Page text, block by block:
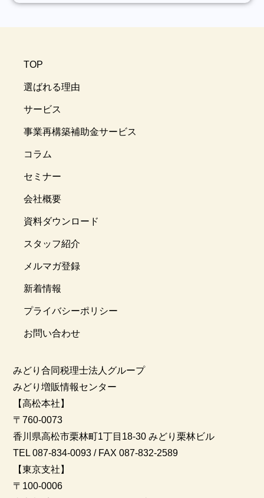
TOP
選ばれる理由
サービス
事業再構築補助金サービス
コラム
セミナー
会社概要
資料ダウンロード
スタッフ紹介
メルマガ登録
新着情報
プライバシーポリシー
お問い合わせ
みどり合同税理士法人グループ
みどり増販情報センター
【高松本社】
〒760-0073
香川県高松市栗林町1丁目18-30 みどり栗林ビル
TEL 087-834-0093 / FAX 087-832-2589
【東京支社】
〒100-0006